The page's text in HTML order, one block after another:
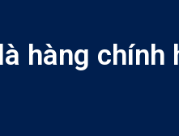
hàng chính